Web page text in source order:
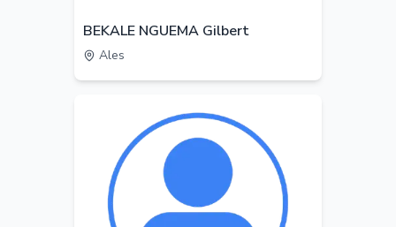
BEKALE NGUEMA Gilbert
Ales